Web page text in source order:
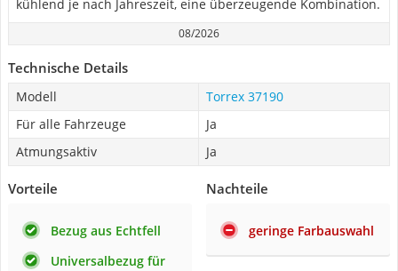
kühlend je nach Jahreszeit, eine überzeugende Kombination.
08/2026
Technische Details
Modell
Torrex 37190
Für alle Fahrzeuge
Ja
Atmungsaktiv
Ja
Vorteile
Bezug aus Echtfell
Universalbezug für
Nachteile
geringe Farbauswahl